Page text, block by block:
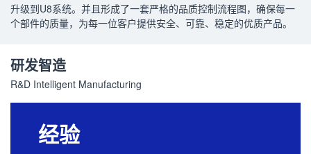
升级到U8系统。并且形成了一套严格的品质控制流程图，确保每一
个部件的质量，为每一位客户提供安全、可靠、稳定的优质产品。
研发智造
R&D Intelligent Manufacturing
经验